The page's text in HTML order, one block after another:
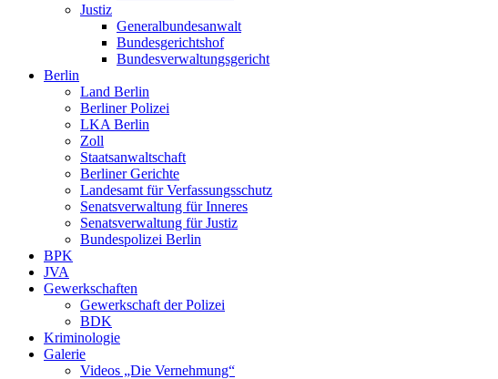
Justiz
Generalbundesanwalt
Bundesgerichtshof
Bundesverwaltungsgericht
Berlin
Land Berlin
Berliner Polizei
LKA Berlin
Zoll
Staatsanwaltschaft
Berliner Gerichte
Landesamt für Verfassungsschutz
Senatsverwaltung für Inneres
Senatsverwaltung für Justiz
Bundespolizei Berlin
BPK
JVA
Gewerkschaften
Gewerkschaft der Polizei
BDK
Kriminologie
Galerie
Videos „Die Vernehmung“